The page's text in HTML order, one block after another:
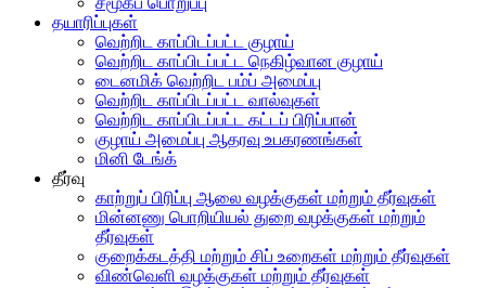
தயாரிப்புகள்
வெற்றிட காப்பிடப்பட்ட குழாய்
வெற்றிட காப்பிடப்பட்ட நெகிழ்வான குழாய்
டைனமிக் வெற்றிட பம்ப் அமைப்பு
வெற்றிட காப்பிடப்பட்ட வால்வுகள்
வெற்றிட காப்பிடப்பட்ட கட்டப் பிரிப்பான்
குழாய் அமைப்பு ஆதரவு உபகரணங்கள்
மினி டேங்க்
தீர்வு
காற்றுப் பிரிப்பு ஆலை வழக்குகள் மற்றும் தீர்வுகள்
மின்னணு பொறியியல் துறை வழக்குகள் மற்றும்
தீர்வுகள்
குறைக்கடத்தி மற்றும் சிப் உறைகள் மற்றும் தீர்வுகள்
விண்வெளி வழக்குகள் மற்றும் தீர்வுகள்